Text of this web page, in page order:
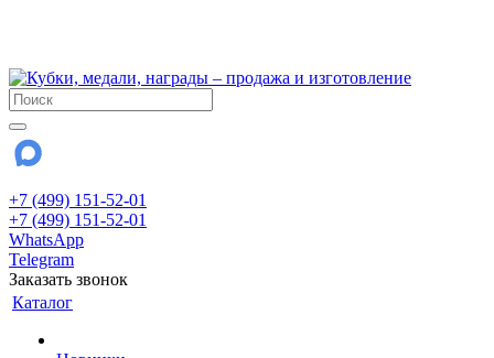
+7 (499) 151-52-01
+7 (499) 151-52-01
WhatsApp
Telegram
Заказать звонок
Каталог